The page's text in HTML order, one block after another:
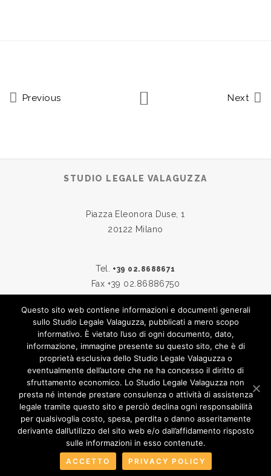
Previous Next
STUDIO LEGALE VALAGUZZA
Piazza Eleonora Duse, 1
20122 Milano
Tel. +39 02.8688671
Fax +39 02.86886750
Skype:studiovalaguzza
Email:info@studiovalaguzza.it
© 2019STUDIO LEGALE VALAGUZZA
TUTTI I DIRITTI SONO RISERVATI
PRIVACY & COOKIE POLICY|CREDITS
Questo sito web contiene informazioni e documenti generali
sullo Studio Legale Valaguzza, pubblicati a mero scopo
informativo. È vietato l’uso di ogni documento, dato,
informazione, immagine presente su questo sito, che è di
proprietà esclusiva dello Studio Legale Valaguzza o
eventualmente dell’autore che ne ha concesso il diritto di
sfruttamento economico. Lo Studio Legale Valaguzza non
presta né intende prestare consulenza o attività di assistenza
legale tramite questo sito e perciò declina ogni responsabilità
per qualsivoglia costo, spesa, perdita o danno asseritamente
derivante dall’utilizzo del sito web e/o dall’affidamento risposto
sulle informazioni in esso contenute.
ACCETTO PRIVACY POLICY